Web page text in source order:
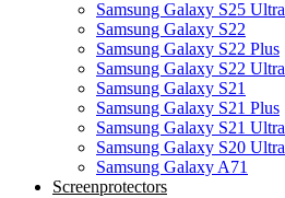
Samsung Galaxy S25 Ultra
Samsung Galaxy S22
Samsung Galaxy S22 Plus
Samsung Galaxy S22 Ultra
Samsung Galaxy S21
Samsung Galaxy S21 Plus
Samsung Galaxy S21 Ultra
Samsung Galaxy S20 Ultra
Samsung Galaxy A71
Screenprotectors